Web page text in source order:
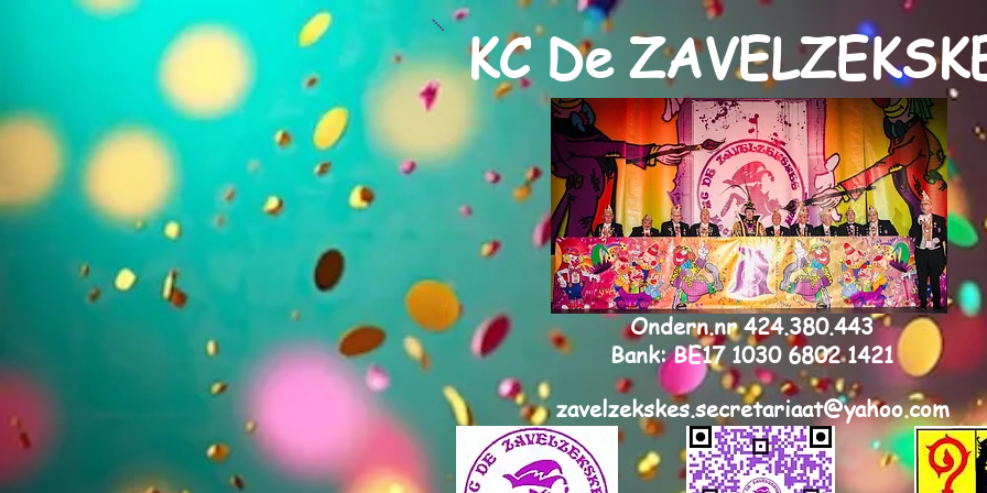
KC De
Ondern.nr 424.380.443
Bank: BE17 1030 6802 1421
zavelzekskes.secretariaat@yahoo.com